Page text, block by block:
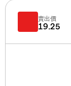
賣出價
19.25